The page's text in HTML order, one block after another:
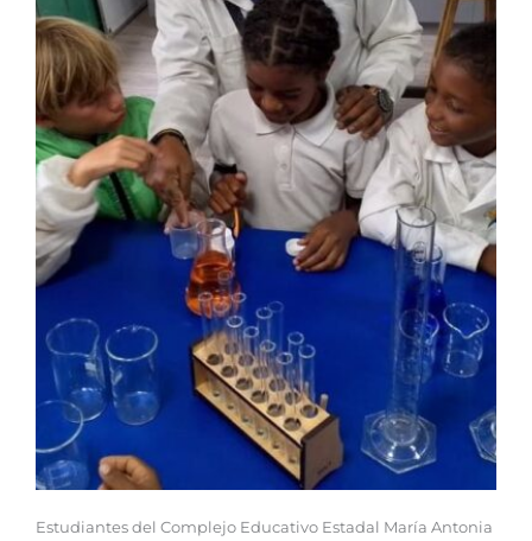
Estudiantes del Complejo Educativo Estadal María Antonia